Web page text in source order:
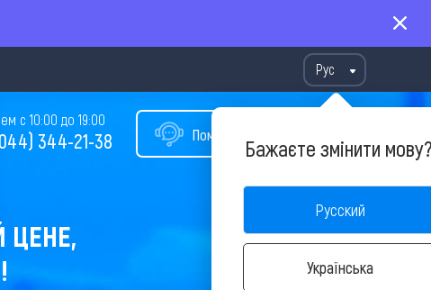
Рус
Бажаєте змінити
Русский
Українська
Помощь в подборе тура
с 10:00 до 19:00
344-21-38
ЦЕНЕ,